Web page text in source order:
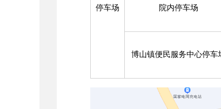
停车场 院内停车场
博山镇便民服务中心停车